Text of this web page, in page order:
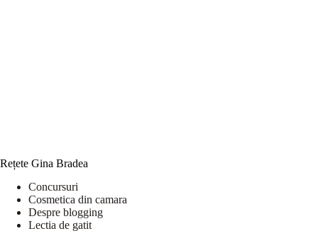
Rețete Gina Bradea
Concursuri
Cosmetica din camara
Despre blogging
Lectia de gatit